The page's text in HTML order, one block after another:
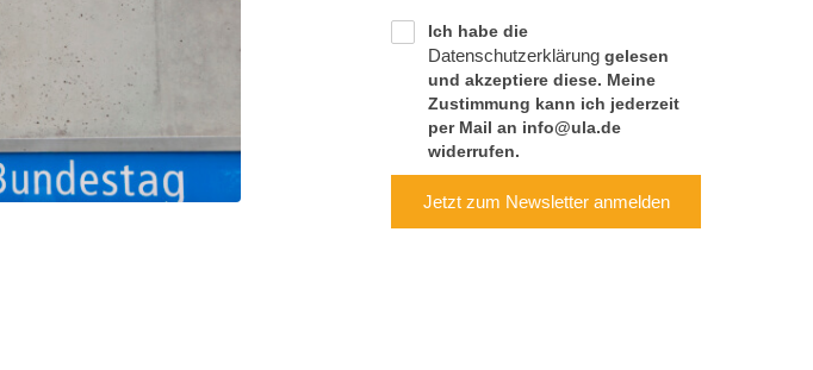
Jetzt zum Newsletter anmelden
Ich habe die
Datenschutzerklärunggelesen
und akzeptiere diese. Meine
Zustimmung kann ich jederzeit
per Mail an info@ula.de
widerrufen.